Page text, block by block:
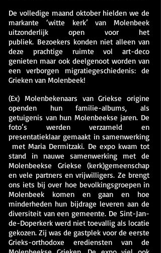
De volledige maand oktober hielden we de
markante ‘witte kerk’ van Molenbeek
uitzonderlijk open voor het
publiek. Bezoekers konden niet alleen van
deze prachtige ruimte vol art-deco
genieten maar ook deelgenoot worden van
een verborgen migratiegeschiedenis: de
Grieken van Molenbeek!
(Ex) Molenbekenaars van Griekse origine
openden hun familie-albums, als
getuigenis van hun Molenbeekse jaren. De
foto’s werden verzameld en
presentatieklaar gemaakt in samenwerking
met Maria Dermitzaki. De expo kwam tot
stand in nauwe samenwerking met de
Molenbeekse Griekse (kerk)gemeenschap
en vele partners en vrijwilligers. Ze brengt
ons iets bij over hoe bevolkingsgroepen in
Molenbeek komen en gaan en hoe
minderheden hun bijdrage leveren aan de
diversiteit van een gemeente. De Sint-Jan-
de-Doperkerk werd niet toevallig als locatie
gekozen. Zij was de gastplek voor de eerste
Grieks-orthodoxe erediensten van de